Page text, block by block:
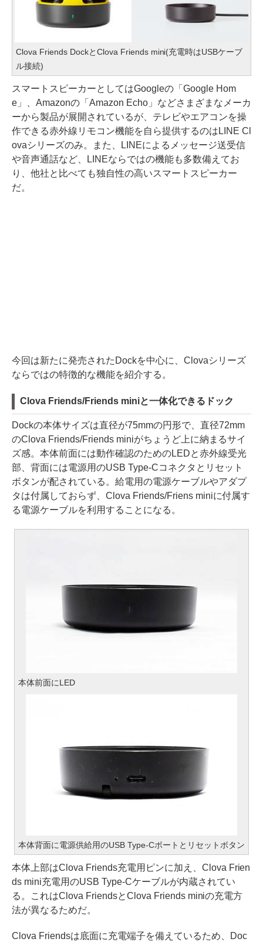
Clova Friends DockとClova Friends mini(充電時はUSBケーブ
ル接続)
スマートスピーカーとしてはGoogleの「Google Hom
e」、Amazonの「Amazon Echo」などさまざまなメーカ
ーから製品が展開されているが、テレビやエアコンを操
作できる赤外線リモコン機能を自ら提供するのはLINE Cl
ovaシリーズのみ。また、LINEによるメッセージ送受信
や音声通話など、LINEならではの機能も多数備えてお
り、他社と比べても独自性の高いスマートスピーカー
だ。
今回は新たに発売されたDockを中心に、Clovaシリーズ
ならではの特徴的な機能を紹介する。
Clova Friends/Friends miniと一体化できるドック
Dockの本体サイズは直径が75mmの円形で、直径72mm
のClova Friends/Friends miniがちょうど上に納まるサイ
ズ感。本体前面には動作確認のためのLEDと赤外線受光
部、背面には電源用のUSB Type-Cコネクタとリセット
ボタンが配されている。給電用の電源ケーブルやアダプ
タは付属しておらず、Clova Friends/Friens miniに付属す
る電源ケーブルを利用することになる。
本体前面にLED
本体背面に電源供給用のUSB Type-Cポートとリセットボタン
本体上部はClova Friends充電用ピンに加え、Clova Frien
ds mini充電用のUSB Type-Cケーブルが内蔵されてい
る。これはClova FriendsとClova Friends miniの充電方
法が異なるためだ。
Clova Friendsは底面に充電端子を備えているため、Doc